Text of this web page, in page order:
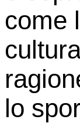
come
lo